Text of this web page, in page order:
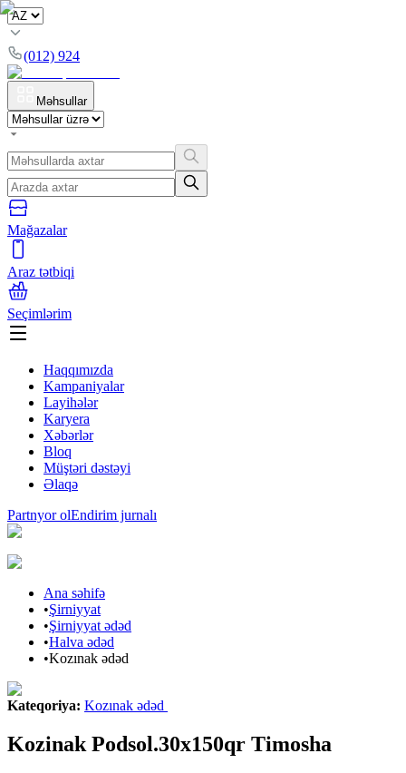
(012) 924
Məhsullar
Mağazalar
Araz tətbiqi
Seçimlərim
Haqqımızda
Kampaniyalar
Layihələr
Karyera
Xəbərlər
Bloq
Müştəri dəstəyi
Əlaqə
Partnyor olEndirim jurnalı
Ana səhifə
•Şirniyyat
•Şirniyyat ədəd
•Halva ədəd
•Kozınak ədəd
Kateqoriya: Kozınak ədəd
Kozinak Podsol.30x150qr Timosha